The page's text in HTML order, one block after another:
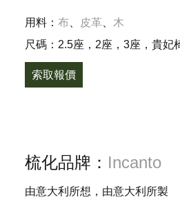
用料： 布 皮革、 木
尺碼：2.5座，2座，3座，貴妃
索取報價
梳化品牌： Incanto
由意大利所想，由意大利所製